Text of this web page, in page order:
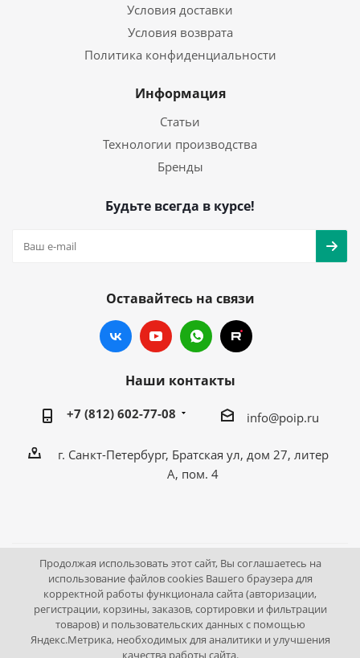
Условия доставки
Условия возврата
Политика конфиденциальности
Информация
Статьи
Технологии производства
Бренды
Будьте всегда в курсе!
Оставайтесь на связи
Наши контакты
+7 (812) 602-77-08 info@poip.ru
г. Санкт-Петербург, Братская ул, дом 27, литер
А, пом. 4
2009 - 2026 © Промышленное оборудование Интернет
портал.
195043, г. Санкт-Петербург, Братская ул, дом 27, литер А,
пом. 4
Продолжая использовать этот сайт, Вы соглашаетесь на
использование файлов cookies Вашего браузера для
корректной работы функционала сайта (авторизации,
регистрации, корзины, заказов, сортировки и фильтрации
товаров) и пользовательских данных с помощью
Яндекс.Метрика, необходимых для аналитики и улучшения
качества работы сайта.